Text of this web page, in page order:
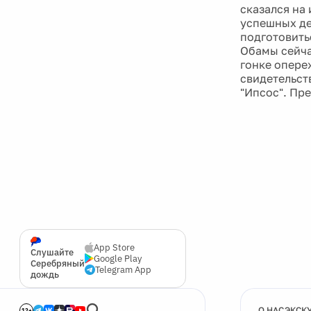
Слушайте
Серебряный
дождь
App Store
Google Play
Telegram App
сказался
успешных
Обамы
гонке
"Ипсос".